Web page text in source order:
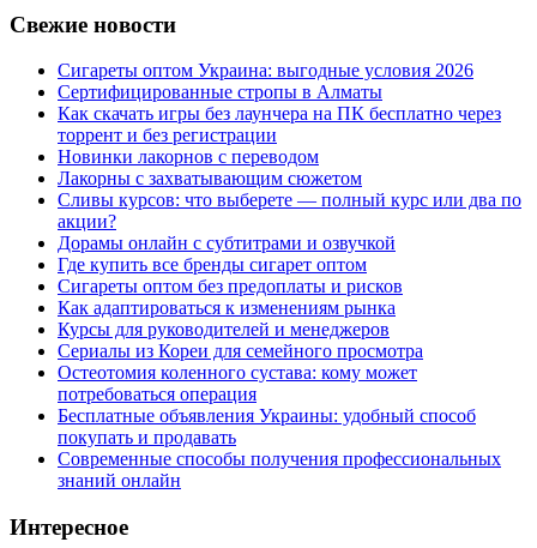
Свежие новости
Сигареты оптом Украина: выгодные условия 2026
Сертифицированные стропы в Алматы
Как скачать игры без лаунчера на ПК бесплатно через
торрент и без регистрации
Новинки лакорнов с переводом
Лакорны с захватывающим сюжетом
Сливы курсов: что выберете — полный курс или два по
акции?
Дорамы онлайн с субтитрами и озвучкой
Где купить все бренды сигарет оптом
Сигареты оптом без предоплаты и рисков
Как адаптироваться к изменениям рынка
Курсы для руководителей и менеджеров
Сериалы из Кореи для семейного просмотра
Остеотомия коленного сустава: кому может
потребоваться операция
Бесплатные объявления Украины: удобный способ
покупать и продавать
Современные способы получения профессиональных
знаний онлайн
Интересное